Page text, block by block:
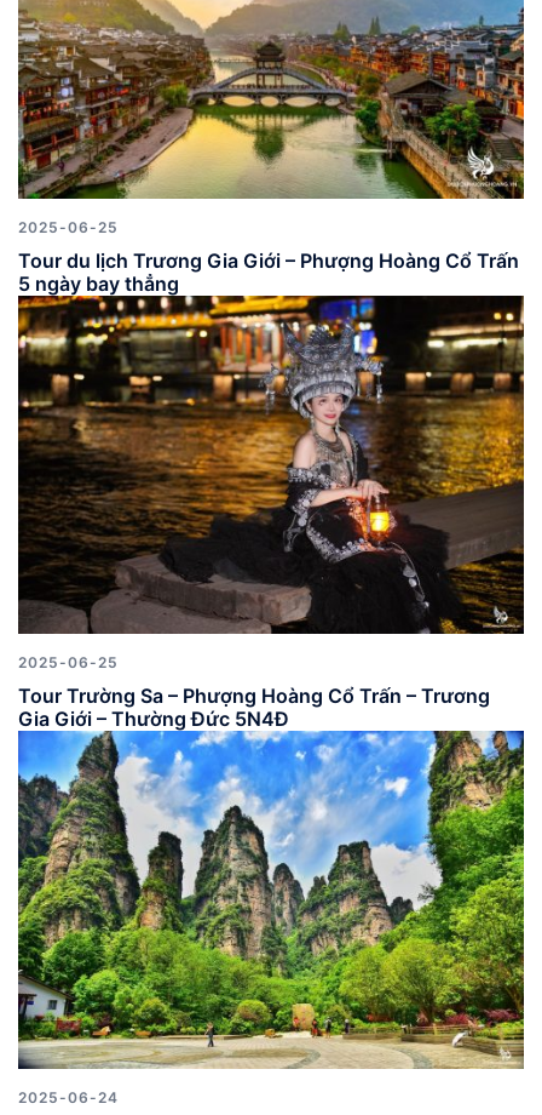
2025-06-25
Tour du lịch Trương Gia Giới – Phượng Hoàng Cổ Trấn
5 ngày bay thẳng
2025-06-25
Tour Trường Sa – Phượng Hoàng Cổ Trấn – Trương
Gia Giới – Thường Đức 5N4Đ
2025-06-24